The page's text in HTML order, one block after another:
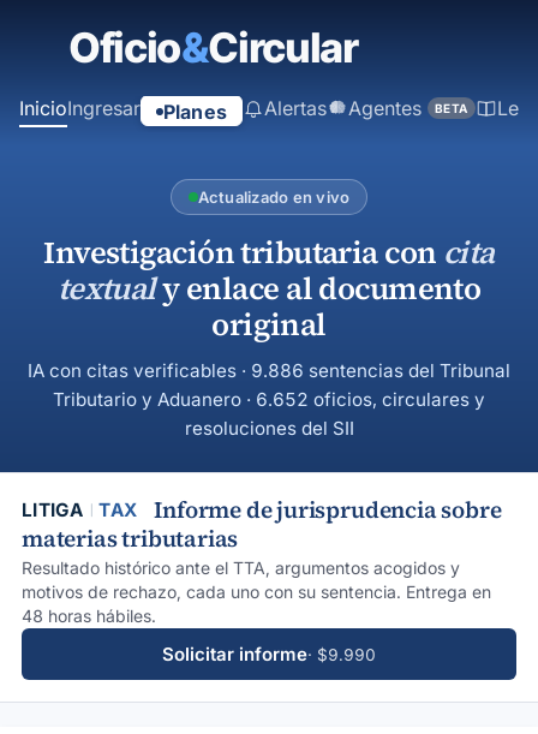
principal
InicioIngresar Planes Alertas Agentes BETA
Actualizado en vivo
Investigación tributaria con cita
textualy enlace al documento
original
IA con citas verificables · 9.886 sentencias del Tribunal
Tributario y Aduanero · 6.652 oficios, circulares y
resoluciones del SII
LITIGA TAX
Informe de jurisprudencia sobre
materias tributarias
Resultado histórico ante el TTA, argumentos acogidos y
motivos de rechazo, cada uno con su sentencia. Entrega en
48 horas hábiles.
Solicitar informe· $9.990